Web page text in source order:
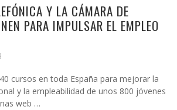
Y LA CÁMARA DE
PARA IMPULSAR EL EMPLEO
cursos en toda España para mejorar la
y la empleabilidad de unos 800 jóvenes
web …